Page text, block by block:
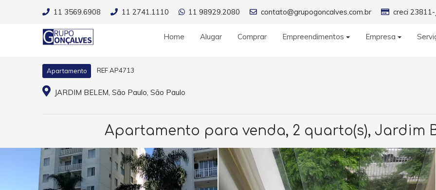
11 3569.6908 11 2741.1110 11 98929.2080 contato@grupogoncalves.com.br creci 23811-
Home Alugar Comprar Empreendimentos Empresa
Apartamento REF AP4713
JARDIM BELEM, São Paulo, São Paulo
Apartamento para venda, 2 quarto(s), Jardim